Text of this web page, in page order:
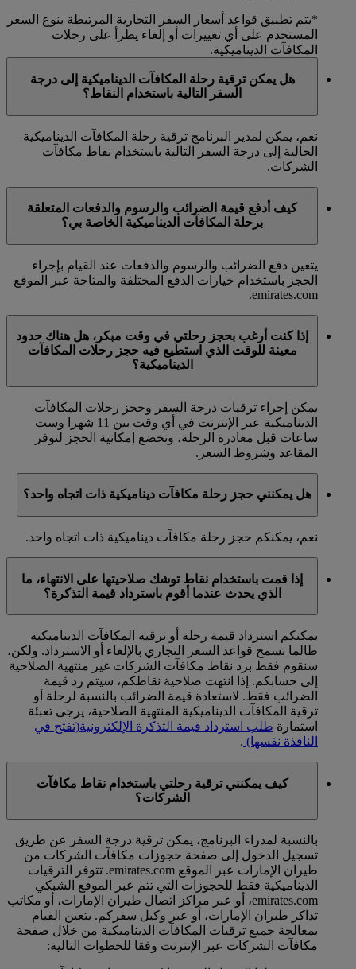
*يتم تطبيق قواعد أسعار السفر التجارية المرتبطة بنوع السعر
المستخدم على أي تغييرات أو إلغاء يطرأ على رحلات
المكافآت الديناميكية.
هل يمكن ترقية رحلة المكافآت الديناميكية إلى درجة
السفر التالية باستخدام النقاط؟
نعم، يمكن لمدير البرنامج ترقية رحلة المكافآت الديناميكية
الحالية إلى درجة السفر التالية باستخدام نقاط مكافآت
الشركات.
كيف أدفع قيمة الضرائب والرسوم والدفعات المتعلقة
برحلة المكافآت الديناميكية الخاصة بي؟
يتعين دفع الضرائب والرسوم والدفعات عند القيام بإجراء
الحجز باستخدام خيارات الدفع المختلفة والمتاحة عبر الموقع
emirates.com.
إذا كنت أرغب بحجز رحلتي في وقت مبكر، هل هناك حدود
معينة للوقت الذي استطيع فيه حجز رحلات المكافآت
الديناميكية؟
يمكن إجراء ترقيات درجة السفر وحجز رحلات المكافآت
الديناميكية عبر الإنترنت في أي وقت بين 11 شهرا وست
ساعات قبل مغادرة الرحلة، وتخضع إمكانية الحجز لتوفر
المقاعد وشروط السعر.
هل يمكنني حجز رحلة مكافآت ديناميكية ذات اتجاه واحد؟
نعم، يمكنكم حجز رحلة مكافآت ديناميكية ذات اتجاه واحد.
إذا قمت باستخدام نقاط توشك صلاحيتها على الانتهاء، ما
الذي يحدث عندما أقوم باسترداد قيمة التذكرة؟
يمكنكم استرداد قيمة رحلة أو ترقية المكافآت الديناميكية
طالما تسمح قواعد السعر التجاري بالإلغاء أو الاسترداد. ولكن،
سنقوم فقط برد نقاط مكافآت الشركات غير منتهية الصلاحية
إلى حسابكم. إذا انتهت صلاحية نقاطكم، سيتم رد قيمة
الضرائب فقط. لاستعادة قيمة الضرائب بالنسبة لرحلة أو
ترقية المكافآت الديناميكية المنتهية الصلاحية، يرجى تعبئة
استمارة طلب استرداد قيمة التذكرة الإلكترونية(تفتح في
النافذة نفسها) .
كيف يمكنني ترقية رحلتي باستخدام نقاط مكافآت
الشركات؟
بالنسبة لمدراء البرنامج، يمكن ترقية درجة السفر عن طريق
تسجيل الدخول إلى صفحة حجوزات مكافآت الشركات من
طيران الإمارات عبر الموقع emirates.com. تتوفر الترقيات
الديناميكية فقط للحجوزات التي تتم عبر الموقع الشبكي
emirates.com، أو عبر مراكز اتصال طيران الإمارات، أو مكاتب
تذاكر طيران الإمارات، أو عبر وكيل سفركم. يتعين القيام
بمعالجة جميع ترقيات المكافآت الديناميكية من خلال صفحة
مكافآت الشركات عبر الإنترنت وفقا للخطوات التالية: